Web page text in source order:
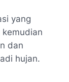
yang
dan
hujan.